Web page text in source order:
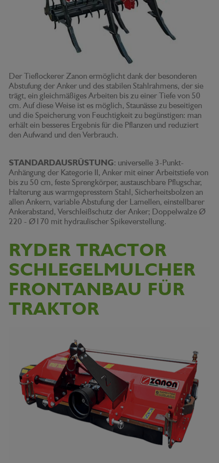
Der Tieflockerer Zanon ermöglicht dank der besonderen
Abstufung der Anker und des stabilen Stahlrahmens, der sie
trägt, ein gleichmäßiges Arbeiten bis zu einer Tiefe von 50
cm. Auf diese Weise ist es möglich, Staunässe zu beseitigen
und die Speicherung von Feuchtigkeit zu begünstigen: man
erhält ein besseres Ergebnis für die Pflanzen und reduziert
den Aufwand und den Verbrauch.
STANDARDAUSRÜSTUNG: universelle 3-Punkt-
Anhängung der Kategorie II, Anker mit einer Arbeitstiefe von
bis zu 50 cm, feste Sprengkörper, austauschbare Pflugschar,
Halterung aus warmgepresstem Stahl, Sicherheitsbolzen an
allen Ankern, variable Abstufung der Lamellen, einstellbarer
Ankerabstand, Verschleißschutz der Anker; Doppelwalze Ø
220 - Ø170 mit hydraulischer Spikeverstellung.
RYDER TRACTOR
SCHLEGELMULCHER
FRONTANBAU FÜR
TRAKTOR